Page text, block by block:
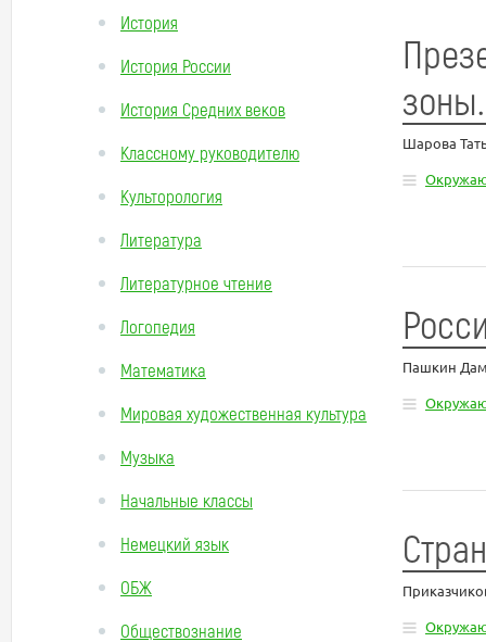
История
История России
История Средних веков
Классному руководителю
Культорология
Литература
Литературное чтение
Логопедия
Математика
Мировая художественная культура
Музыка
Начальные классы
Немецкий язык
ОБЖ
Обществознание
Шарова
Пашкин